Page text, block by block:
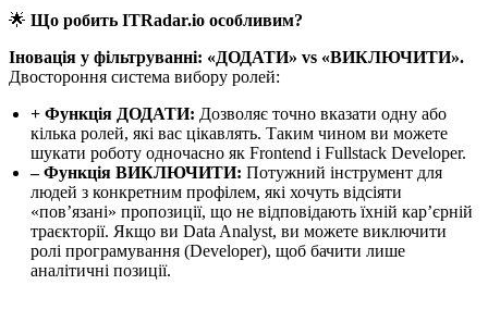
🌟 Що робить ITRadar.io особливим?
Іновація у фільтруванні: «ДОДАТИ» vs «ВИКЛЮЧИТИ».
Двостороння система вибору ролей:
+ Функція ДОДАТИ: Дозволяє точно вказати одну або
кілька ролей, які вас цікавлять. Таким чином ви можете
шукати роботу одночасно як Frontend і Fullstack Developer.
– Функція ВИКЛЮЧИТИ: Потужний інструмент для
людей з конкретним профілем, які хочуть відсіяти
«пов’язані» пропозиції, що не відповідають їхній кар’єрній
траєкторії. Якщо ви Data Analyst, ви можете виключити
ролі програмування (Developer), щоб бачити лише
аналітичні позиції.